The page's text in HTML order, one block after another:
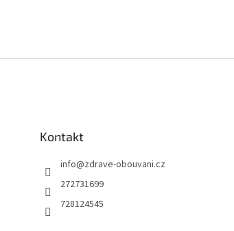
Kontakt
info@zdrave-obouvani.cz
272731699
728124545